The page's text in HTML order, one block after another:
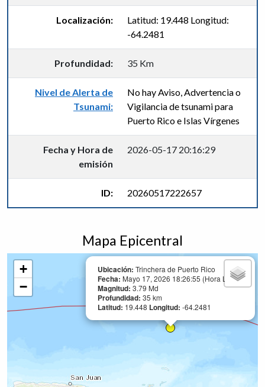
Localización:
Latitud: 19.448 Longitud:
-64.2481
Profundidad: 35 Km
Nivel de Alerta de
Tsunami:
No hay Aviso, Advertencia o
Vigilancia de tsunami para
Puerto Rico e Islas Vírgenes
Fecha y Hora de
emisión
2026-05-17 20:16:29
ID: 20260517222657
Mapa Epicentral
Ubicación: Trinchera de Puerto Rico
Fecha: Mayo 17, 2026 18:26:55 (Hora Local)
Magnitud: 3.79 Md
Profundidad: 35 km
Latitud: 19.448 Longitud: -64.2481
+
−